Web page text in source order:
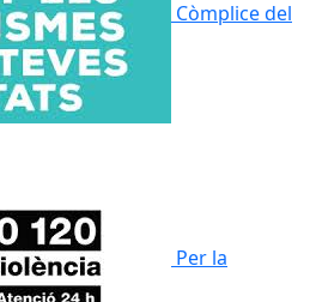
Còmplice del
Per la